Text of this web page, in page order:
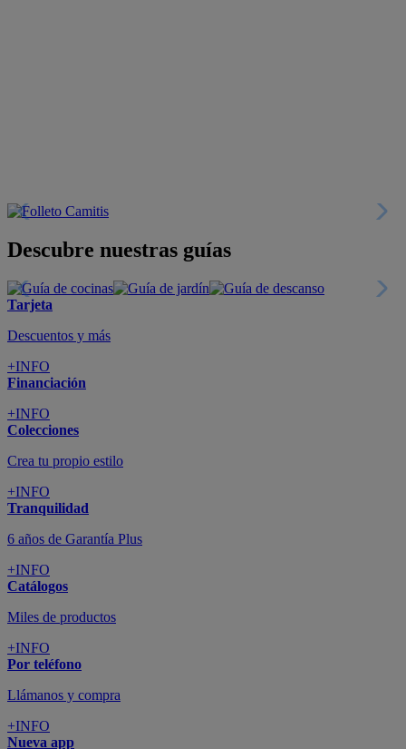
Descubre nuestras guías
Tarjeta
Descuentos y más
+INFO
Financiación
+INFO
Colecciones
Crea tu propio estilo
+INFO
Tranquilidad
6 años de Garantía Plus
+INFO
Catálogos
Miles de productos
+INFO
Por teléfono
Llámanos y compra
+INFO
Nueva app